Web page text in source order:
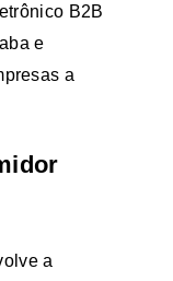
B2B
e
a
a